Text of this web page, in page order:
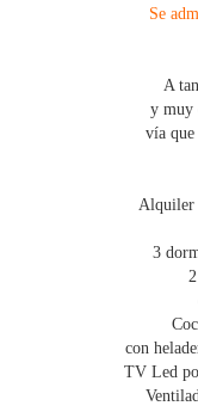
Se
A
y muy
vía que
Alquiler
3
con
TV Led